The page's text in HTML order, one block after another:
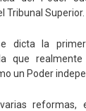
Tribunal Superior.
dicta la
que
un Poder
reformas,